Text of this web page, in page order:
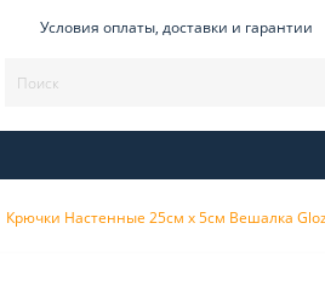
Условия оплаты, доставки и гарантии
Крючки Настенные 25см х 5см Вешалка